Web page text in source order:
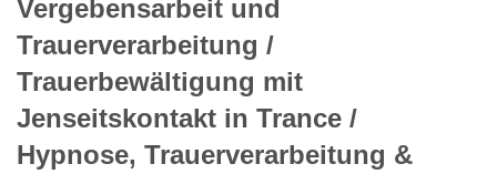
Vergebensarbeit und
Trauerverarbeitung /
Trauerbewältigung mit
Jenseitskontakt in Trance /
Hypnose, Trauerverarbeitung &